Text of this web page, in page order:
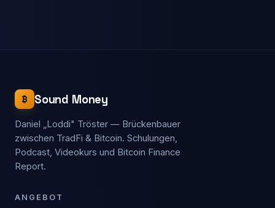
₿ Sound Money
Daniel „Loddi" Tröster — Brückenbauer
zwischen TradFi & Bitcoin. Schulungen,
Podcast, Videokurs und Bitcoin Finance
Report.
ANGEBOT